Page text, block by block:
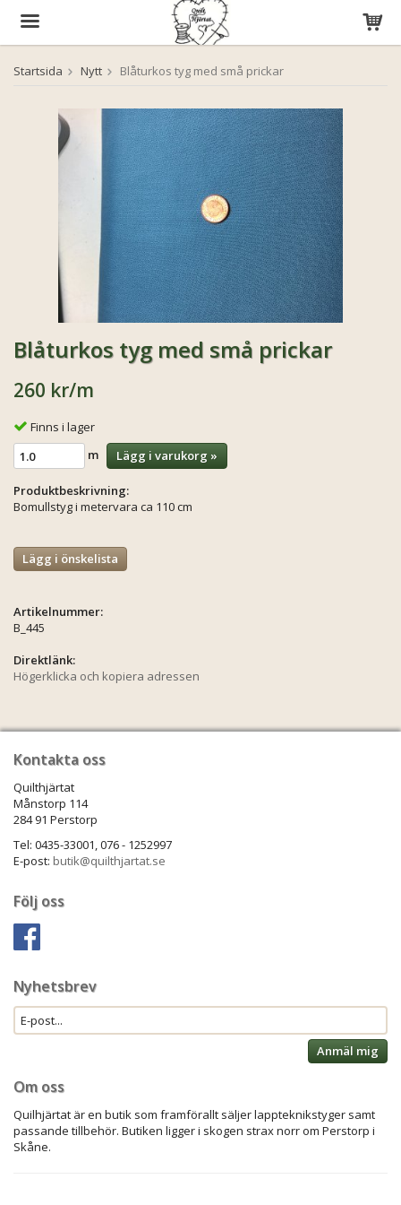
Produkten har blivit tillagd i varukorgen
Startsida Nytt Blåturkos tyg med små prickar
Blåturkos tyg med små prickar
260 kr/m
Finns i lager
m
Lägg i varukorg »
Produktbeskrivning:
Bomullstyg i metervara ca 110 cm
Lägg i önskelista
Artikelnummer:
B_445
Direktlänk:
Högerklicka och kopiera adressen
Kontakta oss
Quilthjärtat
Månstorp 114
284 91 Perstorp
Tel: 0435-33001, 076 - 1252997
E-post: butik@quilthjartat.se
Följ oss
Nyhetsbrev
Anmäl mig
Om oss
Quilhjärtat är en butik som framförallt säljer lappteknikstyger samt
passande tillbehör. Butiken ligger i skogen strax norr om Perstorp i
Skåne.